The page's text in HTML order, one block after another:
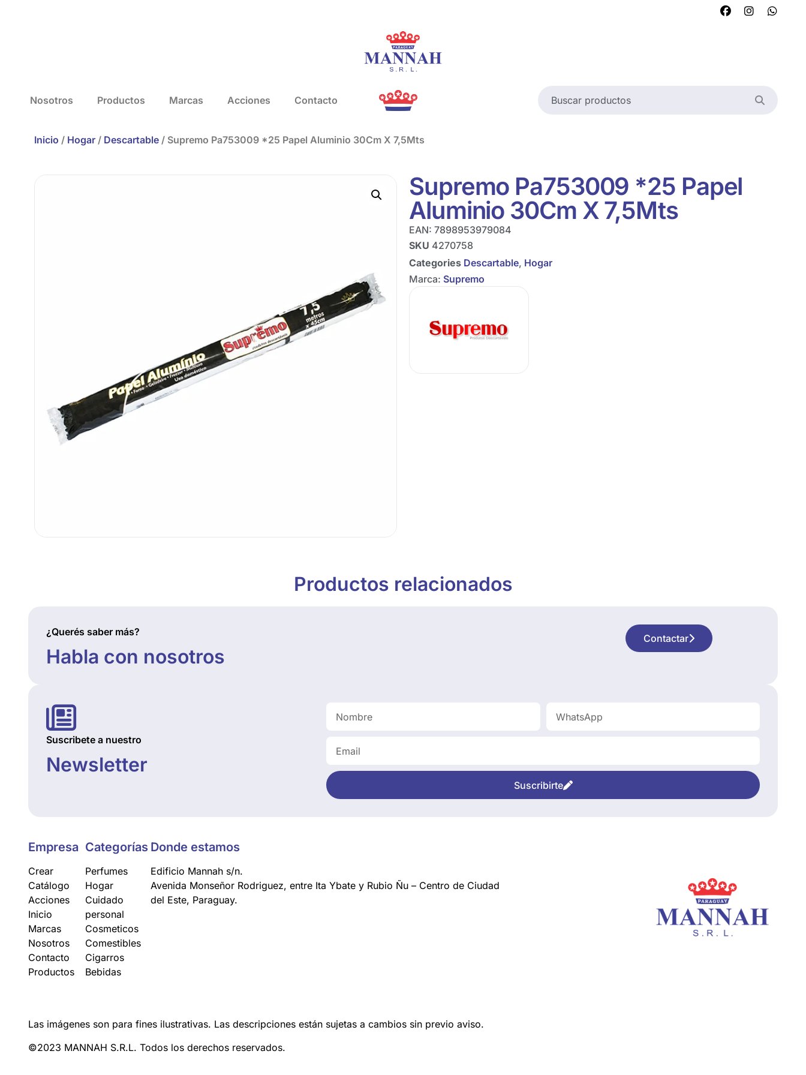
Nosotros Productos Marcas Acciones Contacto
Inicio / Hogar / Descartable / Supremo Pa753009 *25 Papel Aluminio 30Cm X 7,5Mts
Supremo Pa753009 *25 Papel
Aluminio 30Cm X 7,5Mts
EAN: 7898953979084
SKU 4270758
Categories Descartable, Hogar
Marca: Supremo
Productos relacionados
¿Querés saber más?
Habla con nosotros
Contactar
Suscribete a nuestro
Newsletter
Suscribirte
Empresa
Crear
Catálogo
Acciones
Inicio
Marcas
Nosotros
Contacto
Productos
Categorías
Perfumes
Hogar
Cuidado
personal
Cosmeticos
Comestibles
Cigarros
Bebidas
Donde estamos
Edificio Mannah s/n.
Avenida Monseñor Rodriguez, entre Ita Ybate y Rubio Ñu – Centro de Ciudad
del Este, Paraguay.
Las imágenes son para fines ilustrativas. Las descripciones están sujetas a cambios sin previo aviso.
©2023 MANNAH S.R.L. Todos los derechos reservados.